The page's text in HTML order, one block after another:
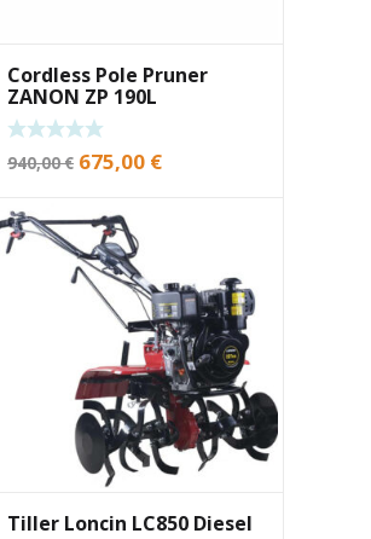
Cordless Pole Pruner
ZANON ZP 190L
940,00€ Original
was:
940,00 €.
675,00 €Current
Tiller Loncin LC850 Diesel